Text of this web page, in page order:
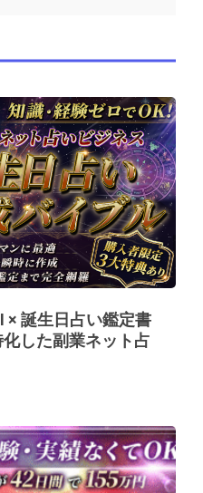
× 誕生日占い鑑定書
した副業ネット占